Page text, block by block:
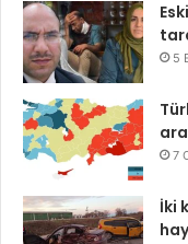
5
7
İki